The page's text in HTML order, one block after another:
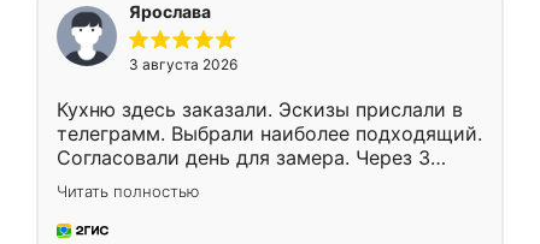
Ярослава
3 августа 2026
Кухню здесь заказали. Эскизы прислали в
телеграмм. Выбрали наиболее подходящий.
Согласовали день для замера. Через 3
недели кухня была уже готова. Остались
довольны работой. Спасибо Ренессанс
мебель за качественную работу!
Читать полностью